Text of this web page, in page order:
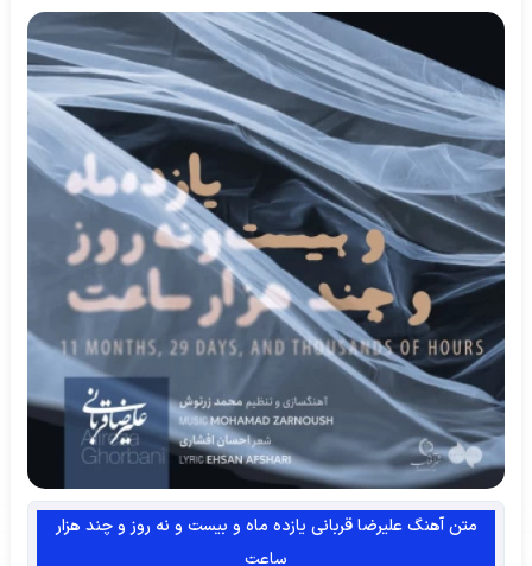
متن آهنگ علیرضا قربانی یازده ماه و بیست و نه روز و چند هزار
ساعت